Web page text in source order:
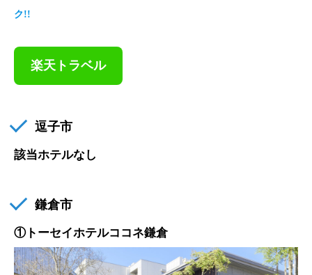
ク!!
楽天トラベル
逗子市
該当ホテルなし
鎌倉市
①トーセイホテルココネ鎌倉